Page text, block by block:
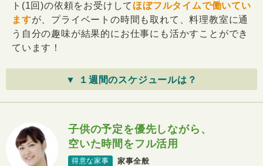
ト(1回)の依頼をお受けして ほぼフルタイムで働いてい
ますが、プライベートの時間も取れて、料理教室に通
う自分の趣味が結果的にお仕事にも活かすことができ
ています！
▼ １週間のスケジュールは？
子供の予定を優先しながら、
空いた時間をフル活用
得意な家事 家事全般